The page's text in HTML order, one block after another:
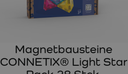
Magnetbausteine
CONNETIX® Light Star